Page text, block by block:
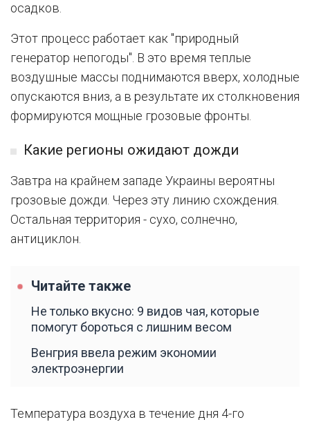
осадков.
Этот процесс работает как "природный
генератор непогоды". В это время теплые
воздушные массы поднимаются вверх, холодные
опускаются вниз, а в результате их столкновения
формируются мощные грозовые фронты.
Какие регионы ожидают дожди
Завтра на крайнем западе Украины вероятны
грозовые дожди. Через эту линию схождения.
Остальная территория - сухо, солнечно,
антициклон.
Читайте также
Не только вкусно: 9 видов чая, которые
помогут бороться с лишним весом
Венгрия ввела режим экономии
электроэнергии
Температура воздуха в течение дня 4-го